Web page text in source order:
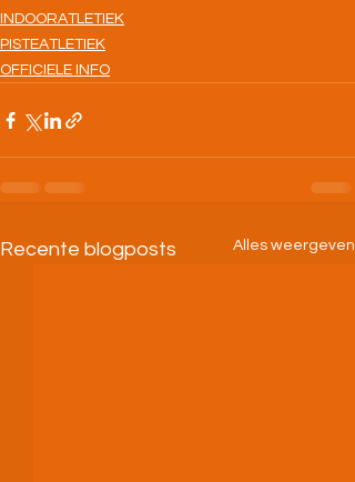
INDOORATLETIEK
PISTEATLETIEK
OFFICIELE INFO
Recente blogposts Alles weergeven